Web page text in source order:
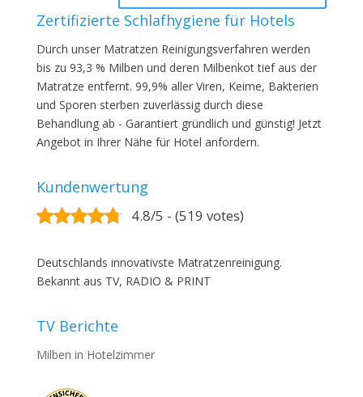
Zertifizierte Schlafhygiene für Hotels
Durch unser Matratzen Reinigungsverfahren werden
bis zu 93,3 % Milben und deren Milbenkot tief aus der
Matratze entfernt. 99,9% aller Viren, Keime, Bakterien
und Sporen sterben zuverlässig durch diese
Behandlung ab - Garantiert gründlich und günstig! Jetzt
Angebot in Ihrer Nähe für Hotel anfordern.
Kundenwertung
4.8/5 - (519 votes)
Deutschlands innovativste Matratzenreinigung.
Bekannt aus TV, RADIO & PRINT
TV Berichte
Milben in Hotelzimmer